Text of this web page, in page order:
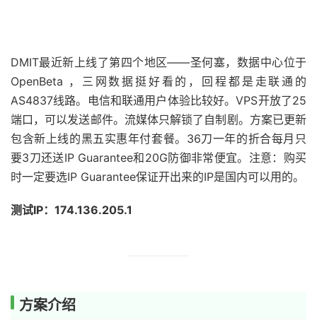
DMIT最近新上线了第四个地区——圣何塞，数据中心位于
OpenBeta ，三网数据挺好看的，回程都是走联通的
AS4837线路。电信和联通用户体验比较好。VPS开放了25
端口，可以发送邮件。流媒体只解锁了自制剧。方案已更新
包含新上线的黑五实惠年付套餐。36刀一年的折合每月只
要3刀还送IP Guarantee和20G防御非常便宜。注意：购买
时一定要选IP Guarantee保证开出来的IP是国内可以用的。
测试IP：174.136.205.1
方案介绍